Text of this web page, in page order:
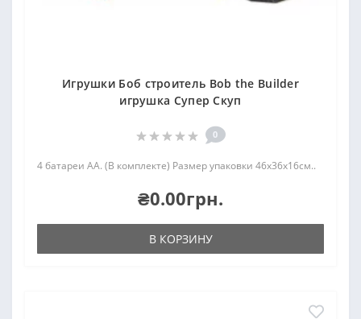
Игрушки Боб строитель Bob the Builder
игрушка Супер Скуп
0
4 батареи AA. (В комплекте) Размер упаковки 46х36х16см..
₴0.00грн.
В КОРЗИНУ